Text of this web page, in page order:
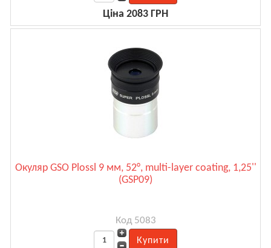
Ціна 2083 ГРН
Окуляр GSO Plossl 9 мм, 52°, multi-layer coating, 1,25''
(GSP09)
Код 5083